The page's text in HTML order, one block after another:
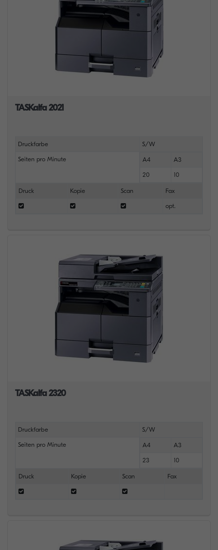
TASKalfa 2021
Druckfarbe S/W
Seiten pro Minute A4 A3
20 10
Druck Kopie Scan Fax
opt.
TASKalfa 2320
Druckfarbe S/W
Seiten pro Minute A4 A3
23 10
Druck Kopie Scan Fax